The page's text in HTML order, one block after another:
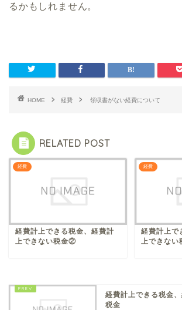
るかもしれません。
HOME 経費 領収書がない経費について
RELATED POST
経費
経費計上できる税金、経費計
上できない税金②
経費
経費計上で
上できない
経費計上できる税金
税金